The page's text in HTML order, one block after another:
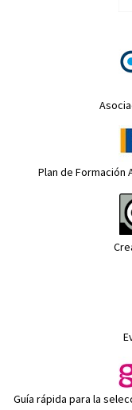
Plan de Formación
Guía rápida para la